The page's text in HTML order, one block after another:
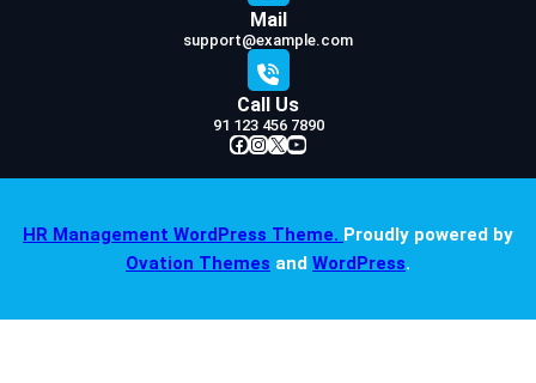
Mail
support@example.com
Call Us
91 123 456 7890
Facebook InstagramX YouTube
HR Management WordPress Theme. Proudly powered by
Ovation Themes and WordPress.